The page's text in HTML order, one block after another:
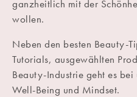
ganzheitlich mit der
wollen.
Neben den besten Beauty-
Tutorials, ausgewählten
Beauty-Industrie geht es bei
Well-Being und Mindset.